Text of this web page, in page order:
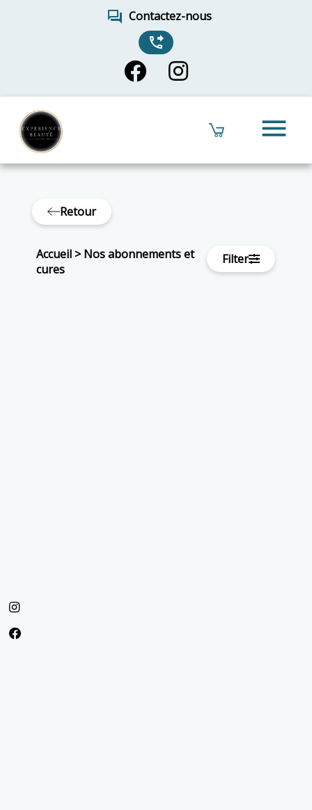
forum Contactez-nous
phone_forwarded
menu
Retour
Accueil >Nos abonnements et
cures
Filter